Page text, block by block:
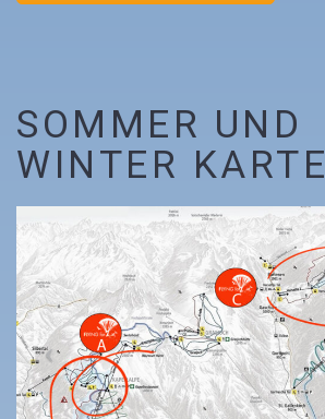
SOMMER UND
WINTER KARTE